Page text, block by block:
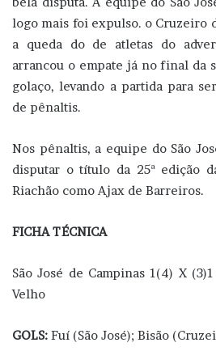
logo mais foi expulso. o Cruzeiro
a queda do de atletas do
arrancou o empate já no final da
golaço, levando a partida para
de pênaltis.
Nos pênaltis, a equipe do São
disputar o título da 25ª edição
Riachão como Ajax de Barreiros.
FICHA TÉCNICA
São José de Campinas 1(4) X
Velho
GOLS: Fuí (São José); Bisão